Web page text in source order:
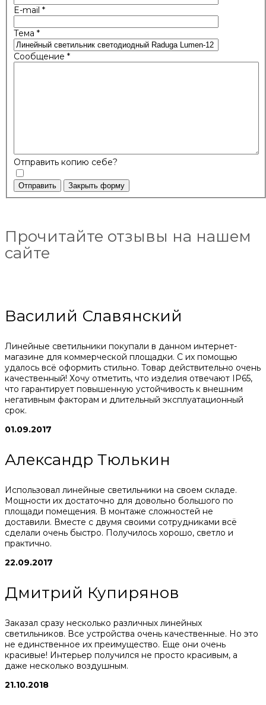
E-mail *
Тема *
Сообщение *
Отправить копию себе?
Отправить Закрыть форму
Прочитайте отзывы на нашем
сайте
Василий Славянский
Линейные светильники покупали в данном интернет-
магазине для коммерческой площадки. С их помощью
удалось всё оформить стильно. Товар действительно очень
качественный! Хочу отметить, что изделия отвечают IP65,
что гарантирует повышенную устойчивость к внешним
негативным факторам и длительный эксплуатационный
срок.
01.09.2017
Александр Тюлькин
Использовал линейные светильники на своем складе.
Мощности их достаточно для довольно большого по
площади помещения. В монтаже сложностей не
доставили. Вместе с двумя своими сотрудниками всё
сделали очень быстро. Получилось хорошо, светло и
практично.
22.09.2017
Дмитрий Купирянов
Заказал сразу несколько различных линейных
светильников. Все устройства очень качественные. Но это
не единственное их преимущество. Еще они очень
красивые! Интерьер получился не просто красивым, а
даже несколько воздушным.
21.10.2018